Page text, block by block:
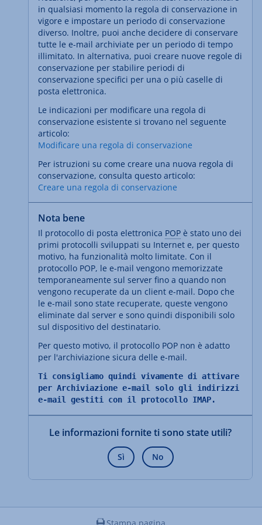
in qualsiasi momento la regola di conservazione in
vigore e impostare un periodo di conservazione
diverso. Inoltre, puoi anche decidere di conservare
tutte le e-mail archiviate per un periodo di tempo
illimitato. In alternativa, puoi creare nuove regole di
conservazione per stabilire periodi di
conservazione specifici per una o più caselle di
posta elettronica.
Le indicazioni per modificare una regola di
conservazione esistente si trovano nel seguente
articolo:
Modificare una regola di conservazione
Per istruzioni su come creare una nuova regola di
conservazione, consulta questo articolo:
Creare una regola di conservazione
Nota bene
Il protocollo di posta elettronica POP è stato uno dei
primi protocolli sviluppati su Internet e, per questo
motivo, ha funzionalità molto limitate. Con il
protocollo POP, le e-mail vengono memorizzate
temporaneamente sul server fino a quando non
vengono recuperate da un client e-mail. Dopo che
le e-mail sono state recuperate, queste vengono
eliminate dal server e sono quindi disponibili solo
sul dispositivo del destinatario.
Per questo motivo, il protocollo POP non è adatto
per l'archiviazione sicura delle e-mail.
Ti consigliamo quindi vivamente di attivare
per Archiviazione e-mail solo gli indirizzi
e-mail gestiti con il protocollo IMAP.
Le informazioni fornite ti sono state utili?
Sì No